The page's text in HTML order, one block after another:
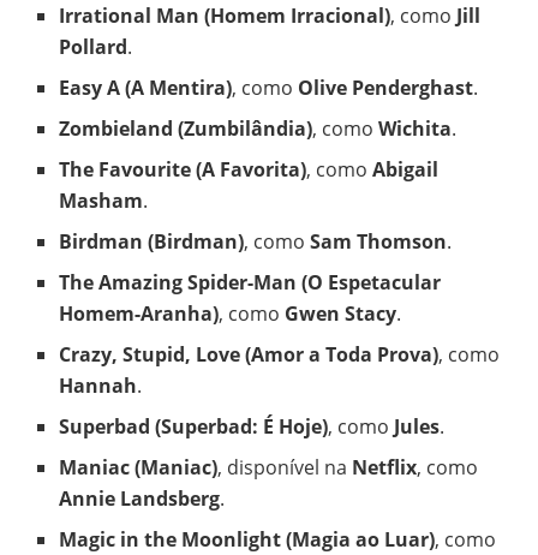
Irrational Man (Homem Irracional), como Jill
Pollard.
Easy A (A Mentira), como Olive Penderghast.
Zombieland (Zumbilândia), comoWichita.
The Favourite (A Favorita), comoAbigail
Masham.
Birdman (Birdman), comoSam Thomson.
The Amazing Spider-Man (O Espetacular
Homem-Aranha), como Gwen Stacy.
Crazy, Stupid, Love (Amor a Toda Prova), como
Hannah.
Superbad (Superbad: É Hoje), como Jules.
Maniac (Maniac), disponível na Netflix, como
Annie Landsberg.
Magic in the Moonlight (Magia ao Luar), como